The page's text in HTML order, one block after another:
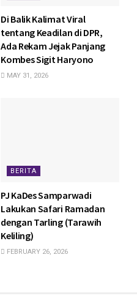
Di Balik Kalimat Viral
tentang Keadilan di DPR,
Ada Rekam Jejak Panjang
Kombes Sigit Haryono
MAY 31, 2026
BERITA
PJ KaDes Samparwadi
Lakukan Safari Ramadan
dengan Tarling (Tarawih
Keliling)
FEBRUARY 26, 2026